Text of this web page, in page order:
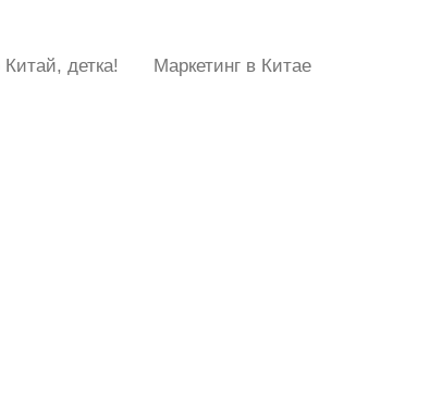
детка! Маркетинг в Китае